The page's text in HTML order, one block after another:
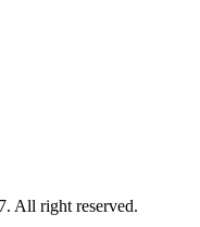
All right reserved.